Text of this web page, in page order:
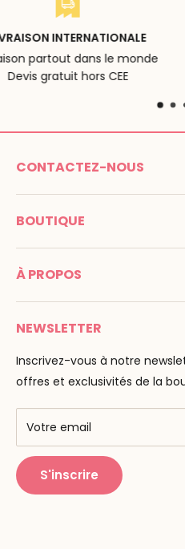
CONTACTEZ-NOUS
MONTESSORI SPIRIT
Promenade Jean Dalba
Tél : 05 53 61 21 26
Email :info@montessori-
BOUTIQUE
C G V
Mentions légales
Paiement
Livraison
F.A.Q
À PROPOS
Montessori Spirit
Maria Montessori
La pédagogie
Nos marques
Centres de formation
Public Montessori
NEWSLETTER
Inscrivez-vous à notre
offres et exclusivités de la
Votre email
S'inscrire